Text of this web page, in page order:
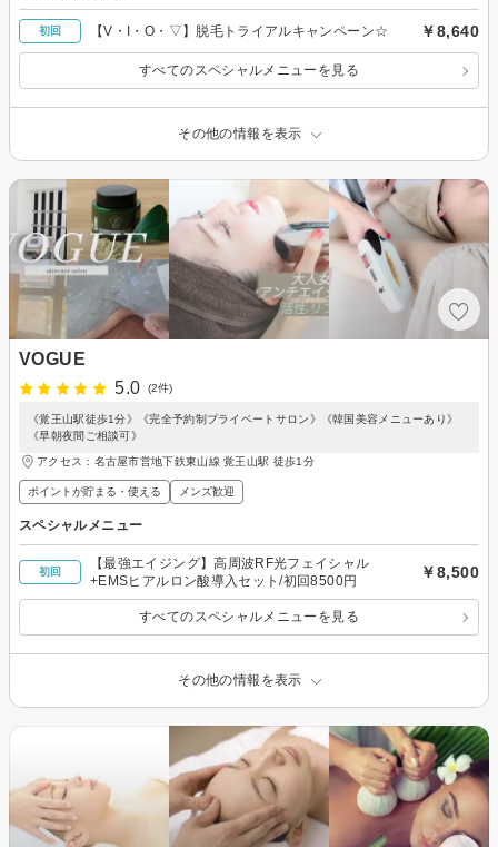
初回 【V・I・O・▽】脱毛トライアルキャンペーン☆ ￥8,640
すべてのスペシャルメニューを見る
その他の情報を表示
VOGUE
5.0
(2件)
《覚王山駅徒歩1分》《完全予約制プライベートサロン》《韓国美容メニューあり》
《早朝夜間ご相談可》
アクセス：名古屋市営地下鉄東山線 覚王山駅 徒歩1分
ポイントが貯まる・使える メンズ歓迎
スペシャルメニュー
初回
【最強エイジング】高周波RF光フェイシャル
+EMSヒアルロン酸導入セット/初回8500円
￥8,500
すべてのスペシャルメニューを見る
その他の情報を表示